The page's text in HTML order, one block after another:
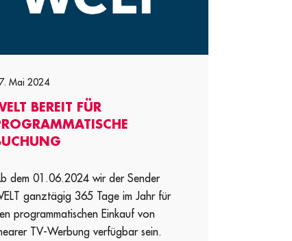
Mai 2024
BEREIT FÜR
dem 01.06.2024 wir der Sender
ganztägig 365 Tage im Jahr für
programmatischen Einkauf von
TV-Werbung verfügbar sein.